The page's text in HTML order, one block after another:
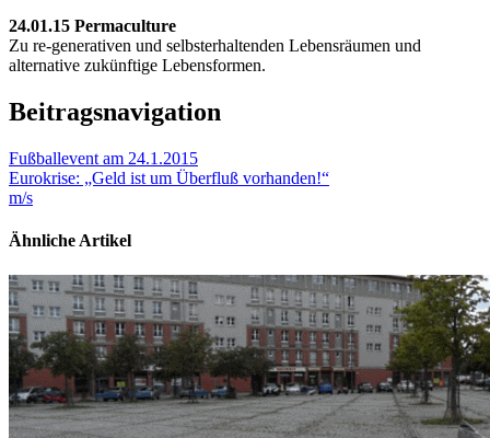
24.01.15 Permaculture
Zu re-generativen und selbsterhaltenden Lebensräumen und
alternative zukünftige Lebensformen.
Beitragsnavigation
Fußballevent am 24.1.2015
Eurokrise: „Geld ist um Überfluß vorhanden!“
m/s
Ähnliche Artikel